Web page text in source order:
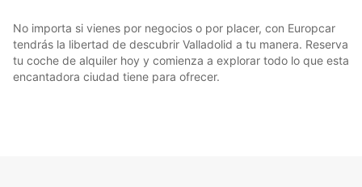
No importa si vienes por negocios o por placer, con Europcar
tendrás la libertad de descubrir Valladolid a tu manera. Reserva
tu coche de alquiler hoy y comienza a explorar todo lo que esta
encantadora ciudad tiene para ofrecer.